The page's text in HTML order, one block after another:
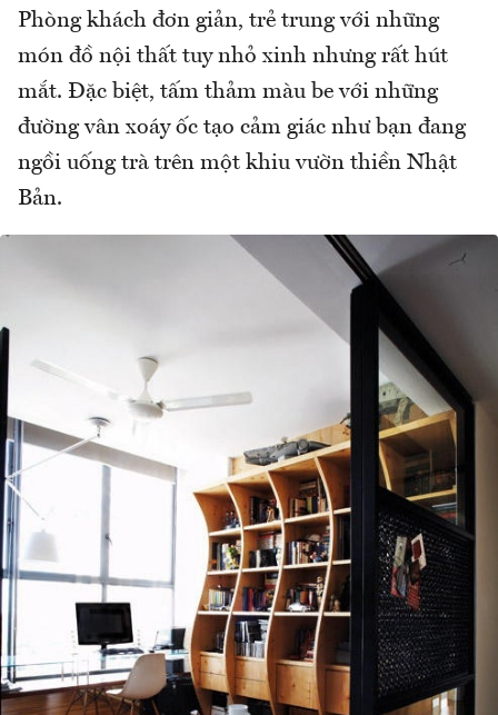
Phòng khách đơn giản, trẻ trung với những
món đồ nội thất tuy nhỏ xinh nhưng rất hút
mắt. Đặc biệt, tấm thảm màu be với những
đường vân xoáy ốc tạo cảm giác như bạn đang
ngồi uống trà trên một khiu vườn thiền Nhật
Bản.